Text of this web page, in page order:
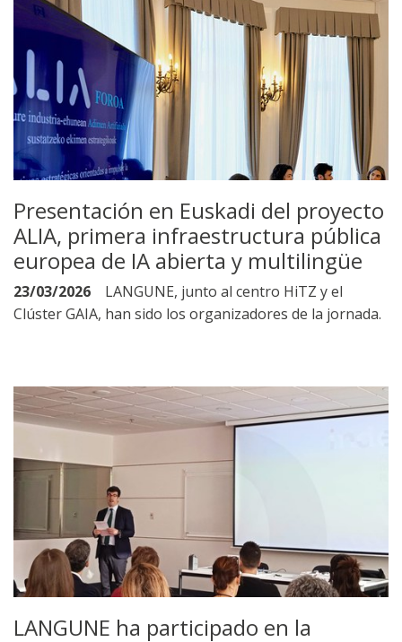
Presentación en Euskadi del proyecto
ALIA, primera infraestructura pública
europea de IA abierta y multilingüe
23/03/2026
LANGUNE, junto al centro HiTZ y el
Clúster GAIA, han sido los organizadores de la jornada.
LANGUNE ha participado en la